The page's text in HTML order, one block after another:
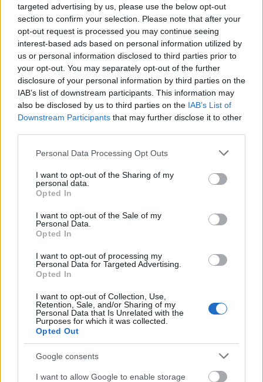
targeted advertising by us, please use the below opt-out
section to confirm your selection. Please note that after your
opt-out request is processed you may continue seeing
interest-based ads based on personal information utilized by
us or personal information disclosed to third parties prior to
your opt-out. You may separately opt-out of the further
disclosure of your personal information by third parties on the
IAB’s list of downstream participants. This information may
also be disclosed by us to third parties on the IAB’s List of
Downstream Participants that may further disclose it to other
Please note that this website/app uses one or more Google
not limited to your visit or usage behaviour. You may click to
grant or deny consent to Google and its third-party tags to
use your data for below specified purposes in below Google
consent section.
Personal Data Processing Opt Outs
I want to opt-out of the Sharing of my
personal data.
Opted In
I want to opt-out of the Sale of my
Personal Data.
Opted In
I want to opt-out of processing my
Personal Data for Targeted Advertising.
Opted In
I want to opt-out of Collection, Use,
Retention, Sale, and/or Sharing of my
Personal Data that Is Unrelated with the
Purposes for which it was collected.
Opted Out
Google consents
I want to allow Google to enable storage
ετών, με σημαντικές γεωπολιτικές και οικονομικές
επιπτώσεις για ολόκληρη τη Μέση Ανατολή και τις
διεθνείς αγορές ενέργειας.
ανοιχτή γραμμή με τον Πολίτη
Η φωνή σου έχει δύναμη – στείλε παράπονα,
καταγγελίες ή ιδέες για τη γειτονιά σου.
Viber:+306909196125
Στείλε μήνυμα στο Viber
Ακολουθήστε μας για όλες τιςειδήσεις στο Bing News
και το Google News